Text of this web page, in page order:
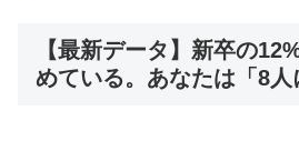
【最新データ】新卒の
めている。あなたは「8人